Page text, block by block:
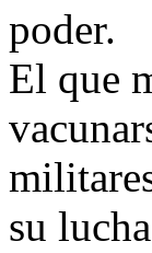
poder.
El que
su